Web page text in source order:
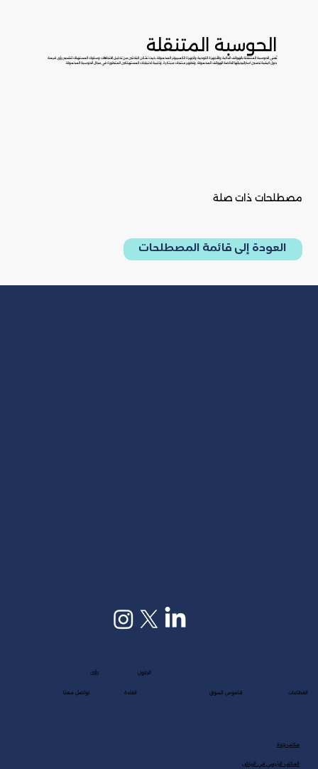
الحوسبة المتنقلة
تُعنى الحوسبة المتنقلة بالهواتف الذكية والأجهزة اللوحية وأجهزة الكمبيوتر المحمولة، حيث تمّكن الباحثين من تحليل الاتجاهات وسلوك المستهلك لتقديم رؤى قيمة
حول كيفية تحسين استراتيجياتها الخاصة الهواتف المحمولة، وتطوير منتجات مبتكرة، وتلبية احتياجات المستهلكين المتطورة في مجال الحوسبة المحمولة.
مصطلحات ذات صلة
العودة إلى قائمة المصطلحات
رؤى الحلول
تواصل معنا القادة قاموس السوق القطاعات
مكتب جدة
المكتب الرئيسي في الرياض